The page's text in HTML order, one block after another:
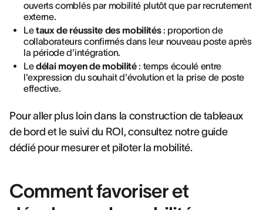
ouverts comblés par mobilité plutôt que par recrutement
externe.
Letaux de réussite des mobilités: proportion de
collaborateurs confirmés dans leur nouveau poste après
la période d'intégration.
Ledélai moyen de mobilité: temps écoulé entre
l'expression du souhait d'évolution et la prise de poste
effective.
Pour aller plus loin dans la construction de tableaux
de bord et le suivi du ROI, consultez notre guide
dédié pour mesurer et piloter la mobilité.
Comment favoriser et